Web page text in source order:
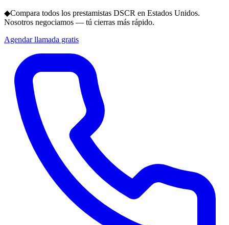
◆Compara todos los prestamistas DSCR en Estados Unidos.
Nosotros negociamos — tú cierras más rápido.
Agendar llamada gratis